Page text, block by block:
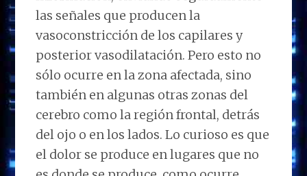
las señales que producen la
vasoconstricción de los capilares y
posterior vasodilatación. Pero esto no
sólo ocurre en la zona afectada, sino
también en algunas otras zonas del
cerebro como la región frontal, detrás
del ojo o en los lados. Lo curioso es que
el dolor se produce en lugares que no